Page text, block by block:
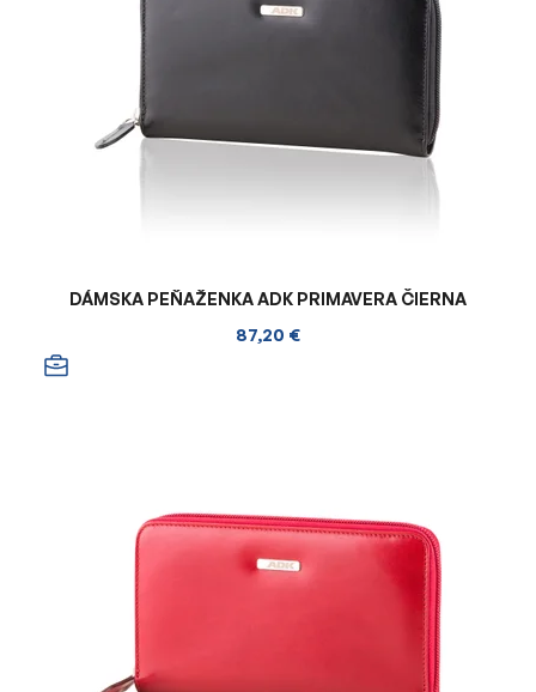
DÁMSKA PEŇAŽENKA ADK PRIMAVERA ČIERNA
87,20 €